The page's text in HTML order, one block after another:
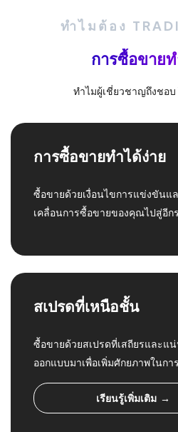
ทำไมต้อง
การซื้อขาย
ทำไมผู้เชี่ยวชาญถึงชอบ
การซื้อขายทำได้ง่าย
ซื้อขายด้วยเงื่อนไขการแข่งขันแ
เคลื่อนการซื้อขายของคุณไปสู่อีก
สเปรดที่เหนือชั้น
ซื้อขายด้วยสเปรดที่เสถียรและแ
ออกแบบมาเพื่อเพิ่มศักยภาพในก
เรียนรู้เพิ่มเติม